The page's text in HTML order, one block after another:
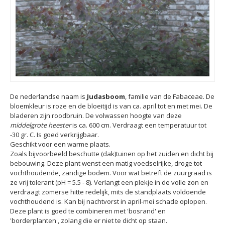
De nederlandse naam is Judasboom, familie van de Fabaceae. De
bloemkleur is roze en de bloeitijd is van ca. april tot en met mei. De
bladeren zijn roodbruin. De volwassen hoogte van deze
middelgrote heesteris ca. 600 cm. Verdraagt een temperatuur tot
-30 gr. C. Is goed verkrijgbaar.
Geschikt voor een warme plaats.
Zoals bijvoorbeeld beschutte (dak)tuinen op het zuiden en dicht bij
bebouwing. Deze plant wenst een matig voedselrijke, droge tot
vochthoudende, zandige bodem. Voor wat betreft de zuurgraad is
ze vrij tolerant (pH = 5.5 - 8). Verlangt een plekje in de volle zon en
verdraagt zomerse hitte redelijk, mits de standplaats voldoende
vochthoudend is. Kan bij nachtvorst in april-mei schade oplopen.
Deze plant is goed te combineren met 'bosrand' en
'borderplanten', zolang die er niet te dicht op staan.